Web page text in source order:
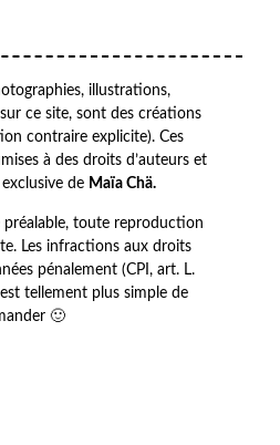
illustrations,
ce site, sont des créations
contraire explicite). Ces
à des droits d’auteurs et
de Maïa Chä.
toute reproduction
Les infractions aux droits
pénalement (CPI, art. L.
tellement plus simple de
🙂